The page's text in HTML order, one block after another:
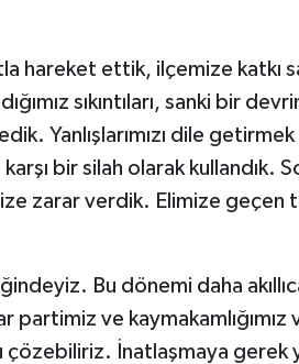
hareket ettik, ilçemize katkı
sıkıntıları, sanki bir
Yanlışlarımızı dile
bir silah olarak kullandık.
zarar verdik. Elimize geçen
Bu dönemi daha
ve kaymakamlığımız
İnatlaşmaya gerek